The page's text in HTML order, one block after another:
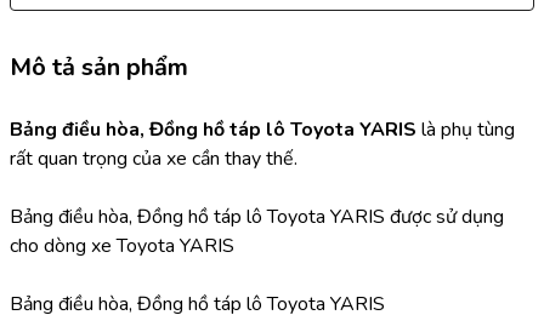
Mô tả sản phẩm
Bảng điều hòa, Đồng hồ táp lô Toyota YARIS là phụ tùng
rất quan trọng của xe cần thay thế.
Bảng điều hòa, Đồng hồ táp lô Toyota YARIS được sử dụng
cho dòng xe Toyota YARIS
Bảng điều hòa, Đồng hồ táp lô Toyota YARIS